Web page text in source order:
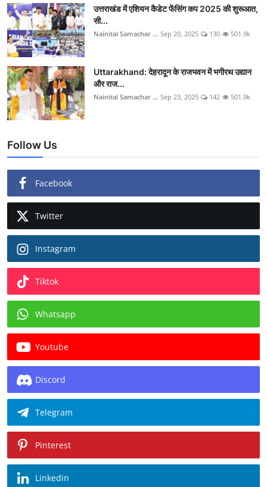
उत्तराखंड में एशियन कैडेट फेंसिंग कप 2025 की शुरूआत,
सी...
Nainital Samachar ... Sep 20, 2025 130 501.9k
Uttarakhand: देहरादून के राजभवन में भगीरथ उद्यान
और राज...
Nainital Samachar ... Sep 23, 2025 142 501.9k
Follow Us
Facebook
Twitter
Instagram
Tiktok
Whatsapp
Youtube
Discord
Telegram
Pinterest
Linkedin